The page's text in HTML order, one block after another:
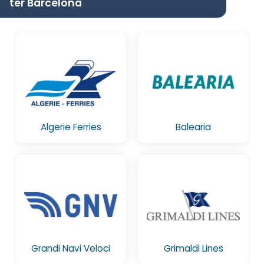
Algerie Ferries Balearia
Grandi Navi Veloci Grimaldi Lines